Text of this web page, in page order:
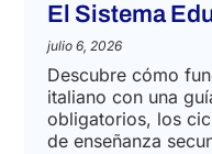
El Sistema
julio 6, 2026
Descubre cómo
italiano con una
obligatorios, los
de enseñanza